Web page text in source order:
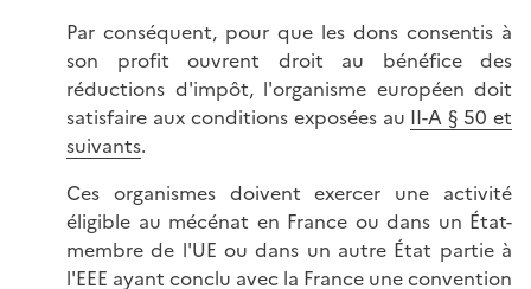
Par conséquent, pour que les dons consentis à
son profit ouvrent droit au bénéfice des
réductions d'impôt, l'organisme européen doit
satisfaire aux conditions exposées au II-A § 50 et
suivants.
Ces organismes doivent exercer une activité
éligible au mécénat en France ou dans un État-
membre de l'UE ou dans un autre État partie à
l'EEE ayant conclu avec la France une convention